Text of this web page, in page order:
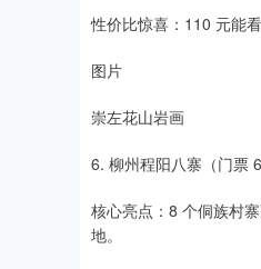
性价比惊喜：110 元能
图片
崇左花山岩画
6. 柳州程阳八寨（门票
核心亮点：8 个侗族村
地。​